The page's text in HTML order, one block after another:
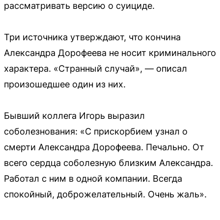
рассматривать версию о суициде.
Три источника утверждают, что кончина
Александра Дорофеева не носит криминального
характера. «Странный случай», — описал
произошедшее один из них.
Бывший коллега Игорь выразил
соболезнования: «С прискорбием узнал о
смерти Александра Дорофеева. Печально. От
всего сердца соболезную близким Александра.
Работал с ним в одной компании. Всегда
спокойный, доброжелательный. Очень жаль».